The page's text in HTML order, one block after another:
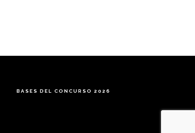
BASES DEL CONCURSO 2026